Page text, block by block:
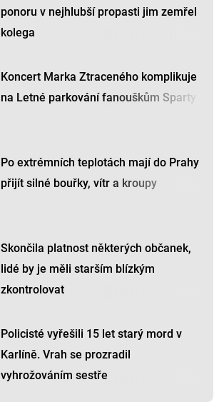
ponoru v nejhlubší propasti jim zemřel
kolega
Koncert Marka Ztraceného komplikuje
na Letné parkování fanouškům Sparty
Po extrémních teplotách mají do Prahy
přijít silné bouřky, vítr a kroupy
Skončila platnost některých občanek,
lidé by je měli starším blízkým
zkontrolovat
Policisté vyřešili 15 let starý mord v
Karlíně. Vrah se prozradil
vyhrožováním sestře